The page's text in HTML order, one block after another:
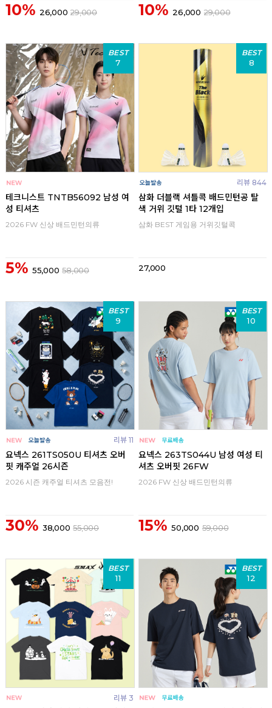
10% 26,000 29,000 10% 26,000 29,000
BEST
7
테크니스트 TNTB56092 남성 여
성 티셔츠
2026 FW 신상 배드민턴의류
5% 55,000 58,000
BEST
8
리뷰 844
삼화 더블랙 셔틀콕 배드민턴공 탈
색 거위 깃털 1타 12개입
삼화 BEST 게임용 거위깃털콕
27,000
BEST
9
리뷰 11
요넥스 261TS050U 티셔츠 오버
핏 캐주얼 26시즌
2026 시즌 캐주얼 티셔츠 모음전!
30% 38,000 55,000
BEST
10
요넥스 263TS044U 남성 여성 티
셔츠 오버핏 26FW
2026 FW 신상 배드민턴의류
15% 50,000 59,000
BEST
11
리뷰 3
BEST
12